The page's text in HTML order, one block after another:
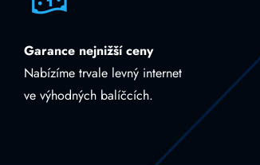
Garance nejnižší ceny
Nabízíme trvale levný internet
ve výhodných balíčcích.